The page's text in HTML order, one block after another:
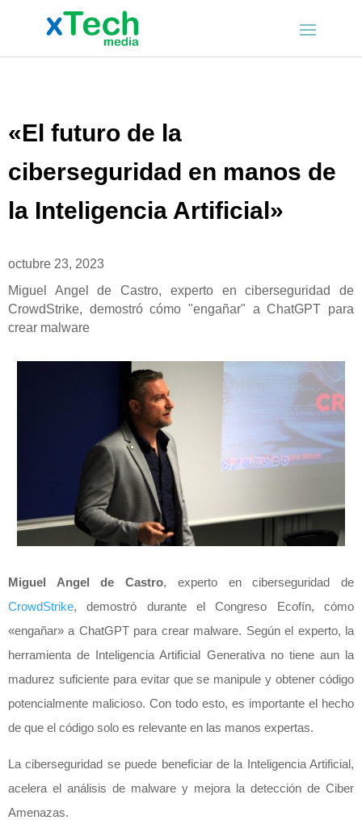
«El futuro de la
ciberseguridad en manos de
la Inteligencia Artificial»
octubre 23, 2023
Miguel Angel de Castro, experto en ciberseguridad de
CrowdStrike, demostró cómo "engañar" a ChatGPT para
crear malware
Miguel Angel de Castro, experto en ciberseguridad de
CrowdStrike, demostró durante el Congreso Ecofín, cómo
«engañar» a ChatGPT para crear malware. Según el experto, la
herramienta de Inteligencia Artificial Generativa no tiene aun la
madurez suficiente para evitar que se manipule y obtener código
potencialmente malicioso. Con todo esto, es importante el hecho
de que el código solo es relevante en las manos expertas.
La ciberseguridad se puede beneficiar de la Inteligencia Artificial,
acelera el análisis de malware y mejora la detección de Ciber
Amenazas.